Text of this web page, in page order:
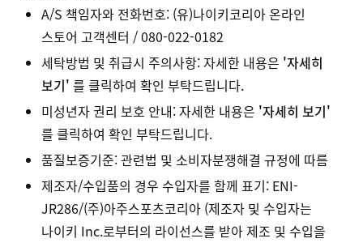
A/S 책임자와 전화번호: (유)나이키코리아 온라인
스토어 고객센터 / 080-022-0182
세탁방법 및 취급시 주의사항: 자세한 내용은 '자세히
보기' 를 클릭하여 확인 부탁드립니다.
미성년자 권리 보호 안내: 자세한 내용은 '자세히 보기'
를 클릭하여 확인 부탁드립니다.
품질보증기준: 관련법 및 소비자분쟁해결 규정에 따름
제조자/수입품의 경우 수입자를 함께 표기: ENI-
JR286/(주)아주스포츠코리아 (제조자 및 수입자는
나이키 Inc.로부터의 라이선스를 받아 제조 및 수입을